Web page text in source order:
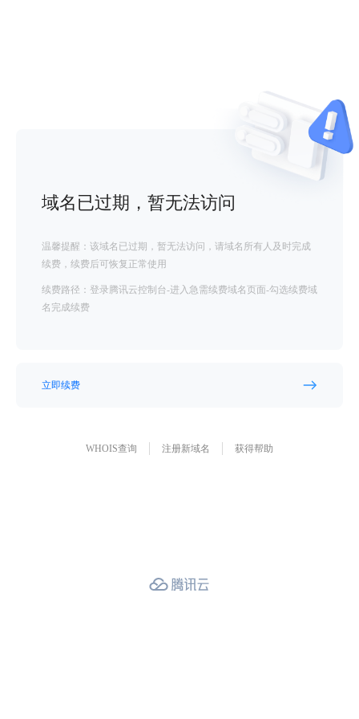
域名已过期，暂无法访问
温馨提醒：该域名已过期，暂无法访问，请域名所有人及时完成
续费，续费后可恢复正常使用
续费路径：登录腾讯云控制台-进入急需续费域名页面-勾选续费域
名完成续费
立即续费
WHOIS查询 注册新域名 获得帮助